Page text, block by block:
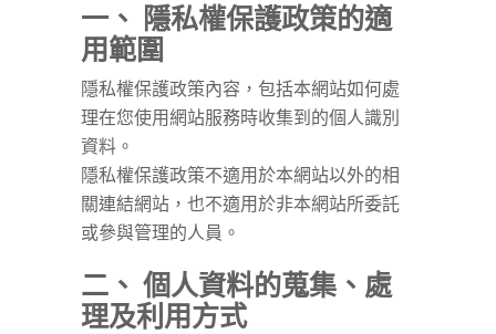
一、 隱私權保護政策的適
用範圍
隱私權保護政策內容，包括本網站如何處
理在您使用網站服務時收集到的個人識別
資料。
隱私權保護政策不適用於本網站以外的相
關連結網站，也不適用於非本網站所委託
或參與管理的人員。
二、 個人資料的蒐集、處
理及利用方式